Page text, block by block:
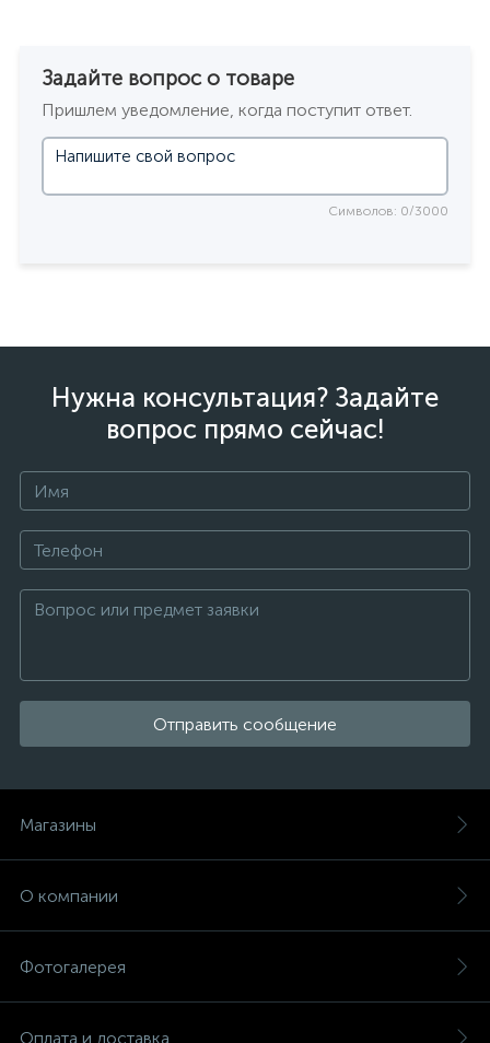
Задайте вопрос о товаре
Пришлем уведомление, когда поступит ответ.
Символов: 0/3000
Нужна консультация? Задайте
вопрос прямо сейчас!
Отправить сообщение
Магазины
О компании
Фотогалерея
Оплата и доставка